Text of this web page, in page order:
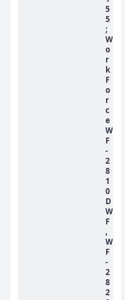
5
5
;
W
o
r
k
F
o
r
c
e
W
F
-
2
8
1
0
D
W
F
,
W
F
-
2
8
2